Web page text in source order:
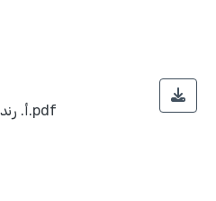
أ. رندة غانم 0022.pdf